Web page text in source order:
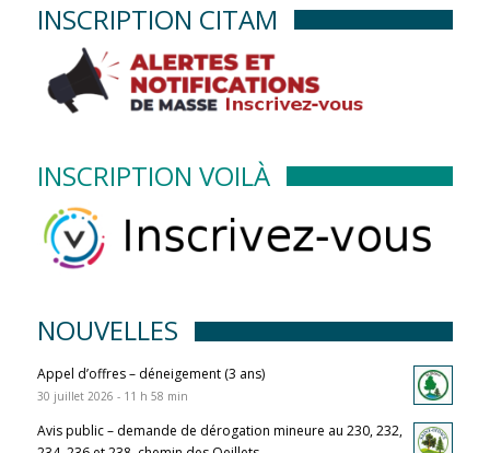
INSCRIPTION CITAM
INSCRIPTION VOILÀ
NOUVELLES
Appel d’offres – déneigement (3 ans)
30 juillet 2026 - 11 h 58 min
Avis public – demande de dérogation mineure au 230, 232,